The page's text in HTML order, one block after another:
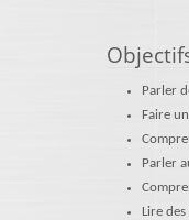
Parler
Faire
Parler
Lire